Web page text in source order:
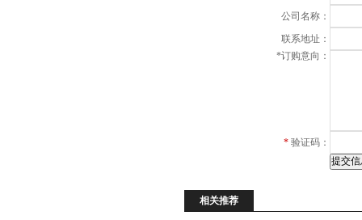
公司名称：
联系地址：
*订购意向：
* 验证码：
相关推荐